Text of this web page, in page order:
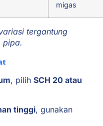
migas
tergantung
pipa.
, pilihSCH 20 atau
tinggi, gunakan